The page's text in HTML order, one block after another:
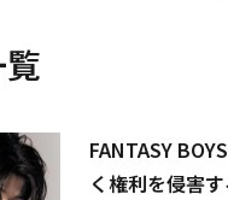
FANTASY
く権利を侵害